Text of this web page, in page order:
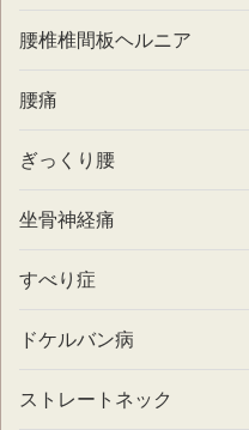
腰椎椎間板ヘルニア
腰痛
ぎっくり腰
坐骨神経痛
すべり症
ドケルバン病
ストレートネック